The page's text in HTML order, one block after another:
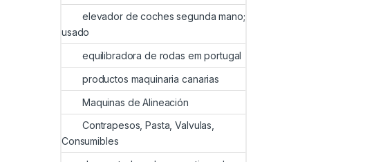
elevador de coches segunda mano;
usado
equilibradora de rodas em portugal
productos maquinaria canarias
Maquinas de Alineación
Contrapesos, Pasta, Valvulas,
Consumibles